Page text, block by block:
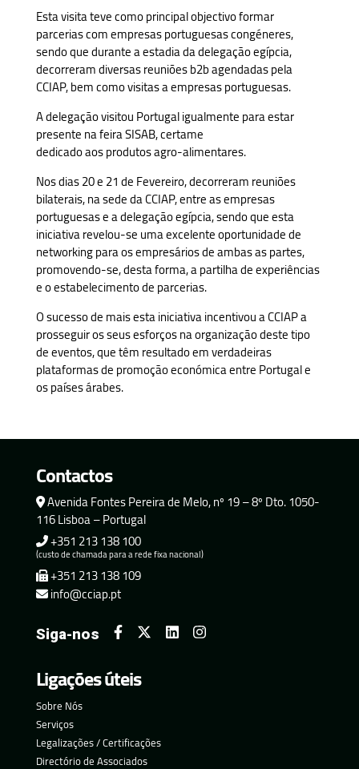
Esta visita teve como principal objectivo formar
parcerias com empresas portuguesas congéneres,
sendo que durante a estadia da delegação egípcia,
decorreram diversas reuniões b2b agendadas pela
CCIAP, bem como visitas a empresas portuguesas.
A delegação visitou Portugal igualmente para estar
presente na feira SISAB, certame
dedicado aos produtos agro-alimentares.
Nos dias 20 e 21 de Fevereiro, decorreram reuniões
bilaterais, na sede da CCIAP, entre as empresas
portuguesas e a delegação egípcia, sendo que esta
iniciativa revelou-se uma excelente oportunidade de
networking para os empresários de ambas as partes,
promovendo-se, desta forma, a partilha de experiências
e o estabelecimento de parcerias.
O sucesso de mais esta iniciativa incentivou a CCIAP a
prosseguir os seus esforços na organização deste tipo
de eventos, que têm resultado em verdadeiras
plataformas de promoção económica entre Portugal e
os países árabes.
Contactos
Avenida Fontes Pereira de Melo, nº 19 – 8º Dto. 1050-
116 Lisboa – Portugal
+351 213 138 100
(custo de chamada para a rede fixa nacional)
+351 213 138 109
info@cciap.pt
Siga-nos
Ligações úteis
Sobre Nós
Serviços
Legalizações / Certificações
Directório de Associados